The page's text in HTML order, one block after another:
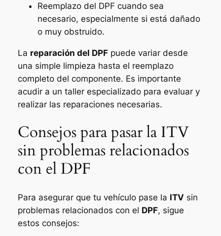
Reemplazo del DPF cuando sea
necesario, especialmente si está dañado
o muy obstruido.
La reparación del DPFpuede variar desde
una simple limpieza hasta el reemplazo
completo del componente. Es importante
acudir a un taller especializado para evaluar y
realizar las reparaciones necesarias.
Consejos para pasar la ITV
sin problemas relacionados
con el DPF
Para asegurar que tu vehículo pase la ITV sin
problemas relacionados con el DPF, sigue
estos consejos: